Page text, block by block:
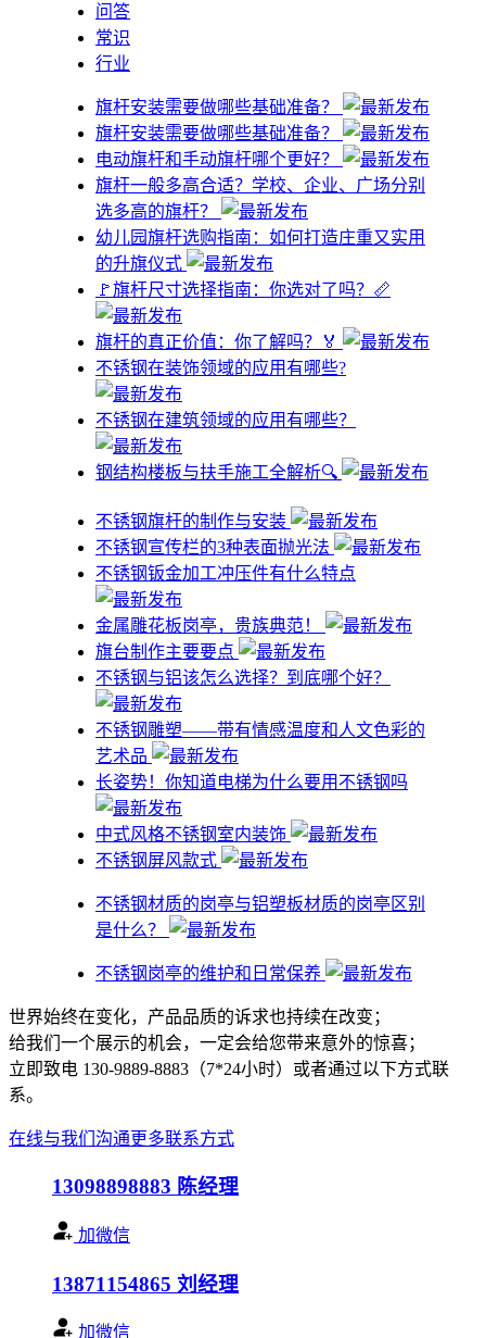
问答
常识
行业
旗杆安装需要做哪些基础准备？
旗杆安装需要做哪些基础准备？
电动旗杆和手动旗杆哪个更好？
旗杆一般多高合适？学校、企业、广场分别
选多高的旗杆？
幼儿园旗杆选购指南：如何打造庄重又实用
的升旗仪式
🚩旗杆尺寸选择指南：你选对了吗？📏
旗杆的真正价值：你了解吗？🏅
不锈钢在装饰领域的应用有哪些?
不锈钢在建筑领域的应用有哪些？
钢结构楼板与扶手施工全解析🔍
不锈钢旗杆的制作与安装
不锈钢宣传栏的3种表面抛光法
不锈钢钣金加工冲压件有什么特点
金属雕花板岗亭，贵族典范！
旗台制作主要要点
不锈钢与铝该怎么选择？到底哪个好？
不锈钢雕塑——带有情感温度和人文色彩的
艺术品
​长姿势！你知道电梯为什么要用不锈钢吗
中式风格不锈钢室内装饰
不锈钢屏风款式
不锈钢材质的岗亭与铝塑板材质的岗亭区别
是什么？
不锈钢岗亭的维护和日常保养
世界始终在变化，产品品质的诉求也持续在改变；
给我们一个展示的机会，一定会给您带来意外的惊喜；
立即致电 130-9889-8883（7*24小时）或者通过以下方式联
系。
在线与我们沟通更多联系方式
13098898883 陈经理
加微信
13871154865 刘经理
加微信